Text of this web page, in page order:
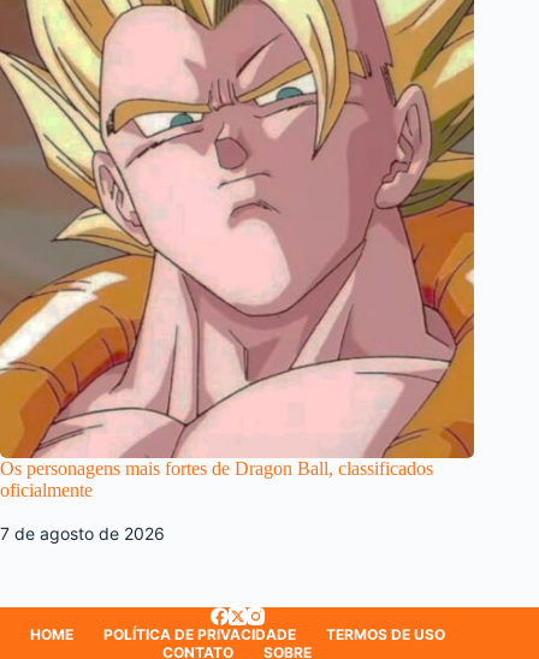
Os personagens mais fortes de Dragon Ball, classificados
oficialmente
7 de agosto de 2026
HOME POLÍTICA DE PRIVACIDADE
TERMOS DE USO
CONTATO
SOBRE